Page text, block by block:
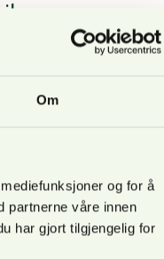
Om
og for å
partnerne våre innen
har gjort tilgjengelig for
til
skal
får